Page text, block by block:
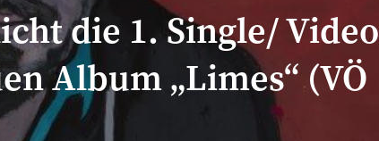
die 1. Single/ Video
Album „Limes“ (VÖ